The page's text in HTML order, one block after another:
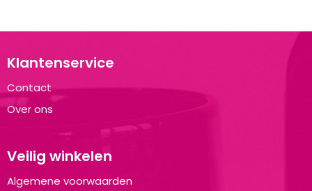
Klantenservice
Contact
Over ons
Veilig winkelen
Algemene voorwaarden